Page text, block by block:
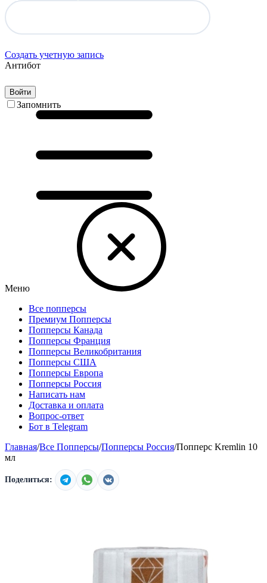
Создать учетную запись
Антибот
Войти
Запомнить
Меню
Все попперсы
Премиум Попперсы
Попперсы Канада
Попперсы Франция
Попперсы Великобритания
Попперсы США
Попперсы Европа
Попперсы Россия
Написать нам
Доставка и оплата
Вопрос-ответ
Бот в Telegram
Главная/Все Попперсы/Попперсы Россия/Попперс Kremlin 10
мл
Поделиться: